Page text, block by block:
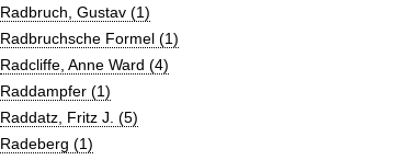
Radbruch, Gustav (1)
Radbruchsche Formel (1)
Radcliffe, Anne Ward (4)
Raddampfer (1)
Raddatz, Fritz J. (5)
Radeberg (1)